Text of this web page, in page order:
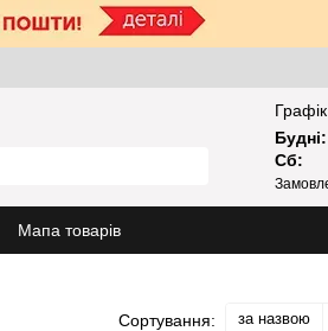
Будні:
Сб:
Мапа товарів
Сортування: за назвою